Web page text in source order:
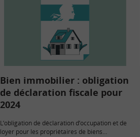
Bien immobilier : obligation
de déclaration fiscale pour
2024
L’obligation de déclaration d’occupation et de
loyer pour les propriétaires de biens